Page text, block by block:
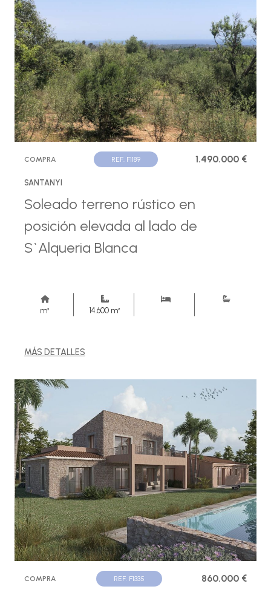
COMPRA REF. F1189 1.490.000 €
SANTANYI
Soleado terreno rústico en
posición elevada al lado de
S`Alqueria Blanca
m² 14.600 m²
MÁS DETALLES
COMPRA REF. F1335 860.000 €